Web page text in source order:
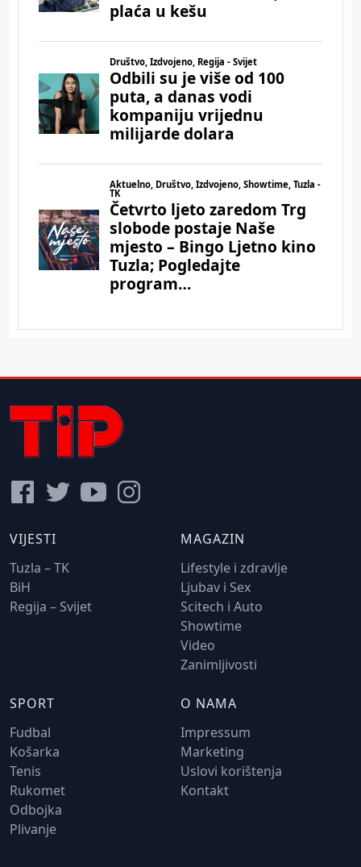
VIJESTI
Tuzla – TK
BiH
Regija – Svijet
MAGAZIN
Lifestyle i zdravlje
Ljubav i Sex
Scitech i Auto
Showtime
Video
Zanimljivosti
SPORT
Fudbal
Košarka
Tenis
Rukomet
Odbojka
Plivanje
O NAMA
Impressum
Marketing
Uslovi korištenja
Kontakt